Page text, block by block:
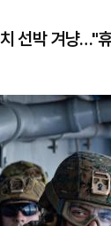
선박 겨냥…"